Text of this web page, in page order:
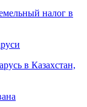
налог в
в Казахстан,